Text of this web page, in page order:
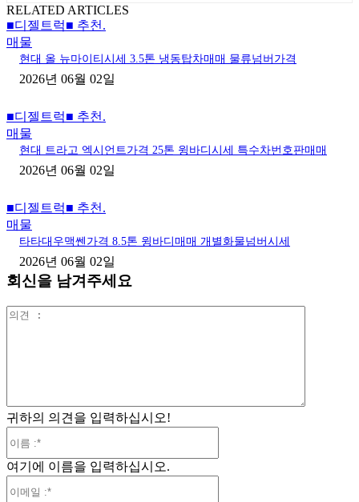
RELATED ARTICLES
■디젤트럭■ 추천.
매물
현대 올 뉴마이티시세 3.5톤 냉동탑차매매 물류넘버가격
2026년 06월 02일
■디젤트럭■ 추천.
매물
현대 트라고 엑시언트가격 25톤 윙바디시세 특수차번호판매매
2026년 06월 02일
■디젤트럭■ 추천.
매물
타타대우맥쎈가격 8.5톤 윙바디매매 개별화물넘버시세
2026년 06월 02일
회신을 남겨주세요
귀하의 의견을 입력하십시오!
여기에 이름을 입력하십시오.